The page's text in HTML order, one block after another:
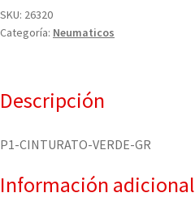
SKU: 26320
Categoría: Neumaticos
Descripción
P1-CINTURATO-VERDE-GR
Información adicional